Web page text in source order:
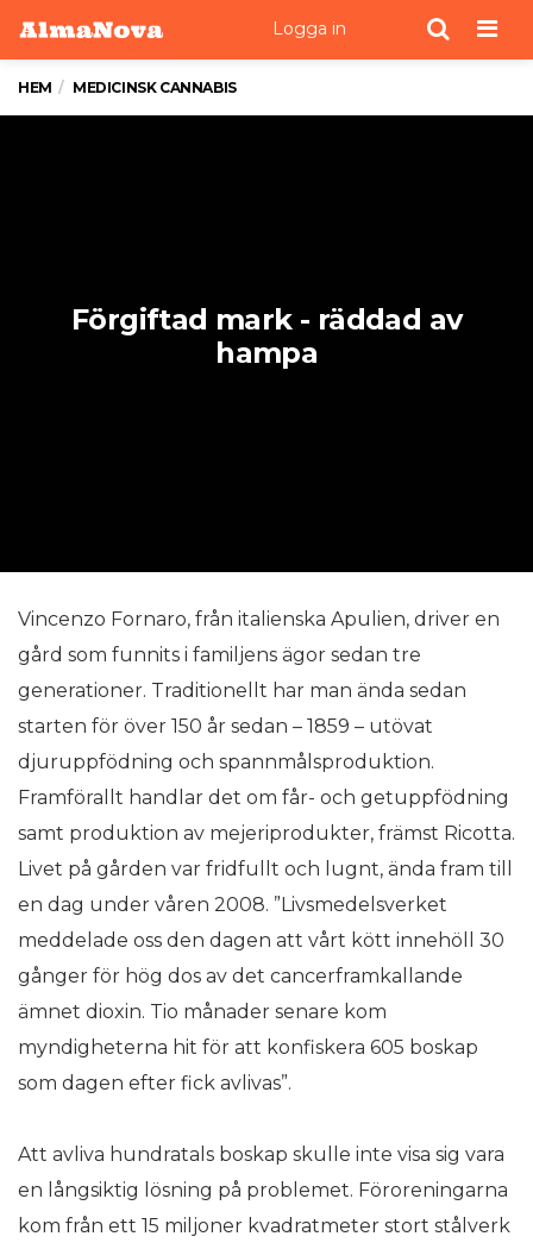
Logga in
HEM MEDICINSK CANNABIS
Förgiftad mark - räddad av
hampa
Vincenzo Fornaro, från italienska Apulien, driver en
gård som funnits i familjens ägor sedan tre
generationer. Traditionellt har man ända sedan
starten för över 150 år sedan – 1859 – utövat
djuruppfödning och spannmålsproduktion.
Framförallt handlar det om får- och getuppfödning
samt produktion av mejeriprodukter, främst Ricotta.
Livet på gården var fridfullt och lugnt, ända fram till
en dag under våren 2008. ”Livsmedelsverket
meddelade oss den dagen att vårt kött innehöll 30
gånger för hög dos av det cancerframkallande
ämnet dioxin. Tio månader senare kom
myndigheterna hit för att konfiskera 605 boskap
som dagen efter fick avlivas”.
Att avliva hundratals boskap skulle inte visa sig vara
en långsiktig lösning på problemet. Föroreningarna
kom från ett 15 miljoner kvadratmeter stort stålverk